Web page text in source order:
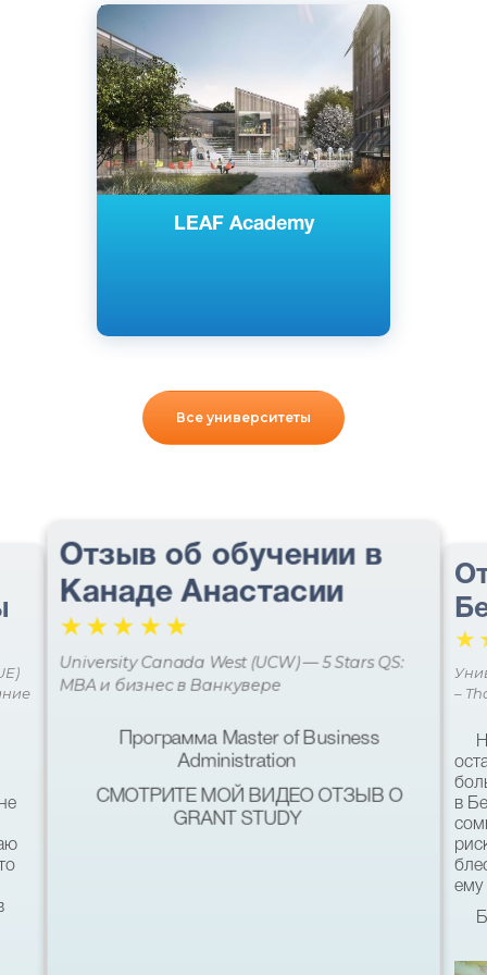
LEAF Academy
Английский
Братислава, Словакия
Частный
Все университеты
Отзыв об обучении в
Канаде Анастасии
☆☆☆ ☆☆
University Canada West (UCW) — 5 Stars QS:
MBA и бизнес в Ванкувере
Программа Master of Business
Administration
СМОТРИТЕ МОЙ ВИДЕО ОТЗЫВ О
GRANT STUDY
☆
–
в
ему